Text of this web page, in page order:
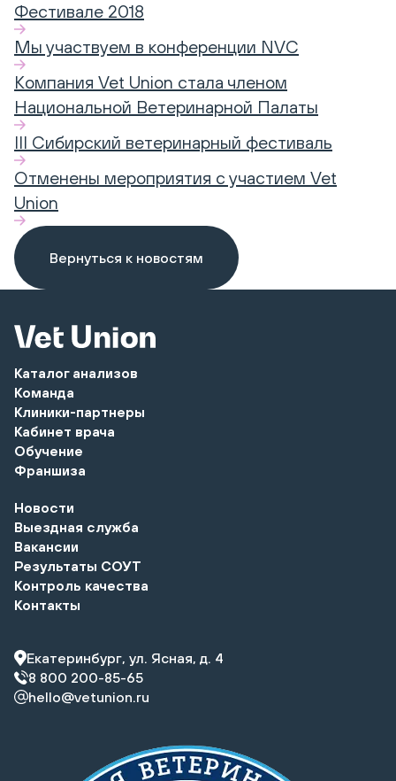
Фестивале 2018
Мы участвуем в конференции NVC
Компания Vet Union стала членом
Национальной Ветеринарной Палаты
III Сибирский ветеринарный фестиваль
Отменены мероприятия с участием Vet
Union
Вернуться к новостям
Каталог анализов
Команда
Клиники-партнеры
Кабинет врача
Обучение
Франшиза
Новости
Выездная служба
Вакансии
Результаты СОУТ
Контроль качества
Контакты
Екатеринбург, ул. Ясная, д. 4
8 800 200-85-65
hello@vetunion.ru